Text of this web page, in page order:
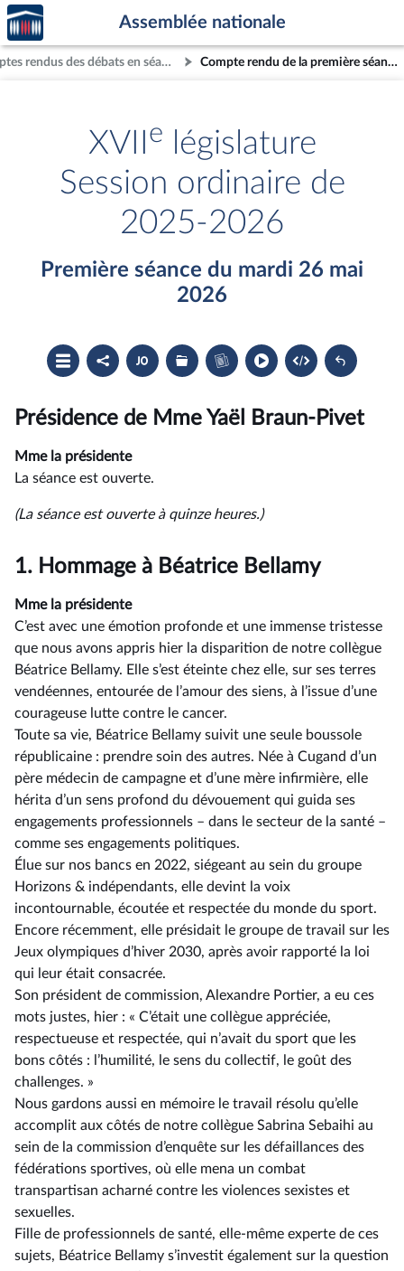
Aller au contenu
Aller en bas de la page
Accèder
à la
page
d'accueil
Assemblée nationale
Comptes rendus des débats en séance Compte rendu de la première séance du mardi 26 mai 2026
XVII e
législature
Session ordinaire de
2025-2026
Première séance du mardi 26 mai
2026
Ouvrir
le
sommaire
Partager
le
compte
Accéder
au
document
du
compte
Les
dossiers
législatifs
Accéder
au
cahier
Présidence de Mme Yaël Braun-Pivet
Mme la présidente
La séance est ouverte.
(La séance est ouverte à quinze heures.)
1. Hommage à Béatrice Bellamy
Mme la présidente
C’est avec une émotion profonde et une immense tristesse
que nous avons appris hier la disparition de notre collègue
Béatrice Bellamy. Elle s’est éteinte chez elle, sur ses terres
vendéennes, entourée de l’amour des siens, à l’issue d’une
courageuse lutte contre le cancer.
Toute sa vie, Béatrice Bellamy suivit une seule boussole
républicaine : prendre soin des autres. Née à Cugand d’un
père médecin de campagne et d’une mère infirmière, elle
hérita d’un sens profond du dévouement qui guida ses
engagements professionnels –⁠ dans le secteur de la santé –
comme ses engagements politiques.
Élue sur nos bancs en 2022, siégeant au sein du groupe
Horizons & indépendants, elle devint la voix
incontournable, écoutée et respectée du monde du sport.
Encore récemment, elle présidait le groupe de travail sur les
Jeux olympiques d’hiver 2030, après avoir rapporté la loi
qui leur était consacrée.
Son président de commission, Alexandre Portier, a eu ces
mots justes, hier : « C’était une collègue appréciée,
respectueuse et respectée, qui n’avait du sport que les
bons côtés : l’humilité, le sens du collectif, le goût des
challenges. »
Nous gardons aussi en mémoire le travail résolu qu’elle
accomplit aux côtés de notre collègue Sabrina Sebaihi au
sein de la commission d’enquête sur les défaillances des
fédérations sportives, où elle mena un combat
transpartisan acharné contre les violences sexistes et
sexuelles.
Fille de professionnels de santé, elle-même experte de ces
sujets, Béatrice Bellamy s’investit également sur la question